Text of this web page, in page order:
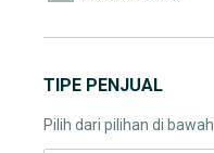
TIPE PENJUAL
Pilih dari pilihan di bawah